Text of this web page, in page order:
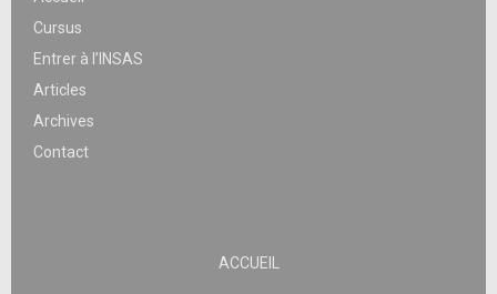
Cursus
Entrer à l’INSAS
Articles
Archives
Contact
ACCUEIL